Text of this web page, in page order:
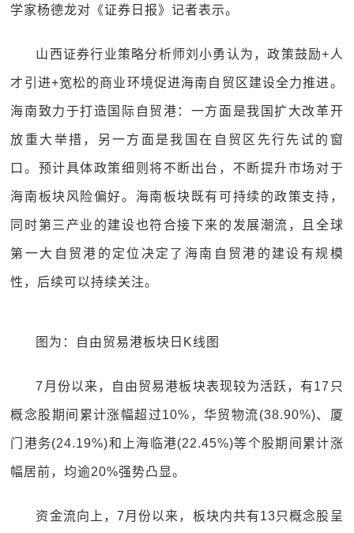
学家杨德龙对《证券日报》记者表示。
山西证券行业策略分析师刘小勇认为，政策鼓励+人
才引进+宽松的商业环境促进海南自贸区建设全力推进。
海南致力于打造国际自贸港：一方面是我国扩大改革开
放重大举措，另一方面是我国在自贸区先行先试的窗
口。预计具体政策细则将不断出台，不断提升市场对于
海南板块风险偏好。海南板块既有可持续的政策支持，
同时第三产业的建设也符合接下来的发展潮流，且全球
第一大自贸港的定位决定了海南自贸港的建设有规模
性，后续可以持续关注。
图为：自由贸易港板块日K线图
7月份以来，自由贸易港板块表现较为活跃，有17只
概念股期间累计涨幅超过10%，华贸物流(38.90%)、厦
门港务(24.19%)和上海临港(22.45%)等个股期间累计涨
幅居前，均逾20%强势凸显。
资金流向上，7月份以来，板块内共有13只概念股呈